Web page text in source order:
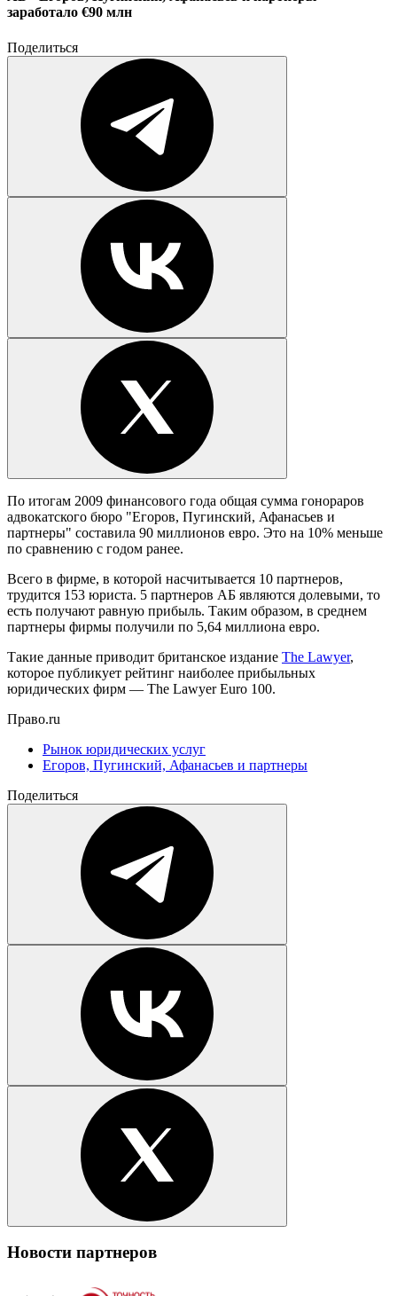
заработало €90 млн
Поделиться
По итогам 2009 финансового года общая сумма гонораров
адвокатского бюро "Егоров, Пугинский, Афанасьев и
партнеры" составила 90 миллионов евро. Это на 10% меньше
по сравнению с годом ранее.
Всего в фирме, в которой насчитывается 10 партнеров,
трудится 153 юриста. 5 партнеров АБ являются долевыми, то
есть получают равную прибыль. Таким образом, в среднем
партнеры фирмы получили по 5,64 миллиона евро.
Такие данные приводит британское издание The Lawyer,
которое публикует рейтинг наиболее прибыльных
юридических фирм — The Lawyer Euro 100.
Право.ru
Рынок юридических услуг
Егоров, Пугинский, Афанасьев и партнеры
Поделиться
Новости партнеров